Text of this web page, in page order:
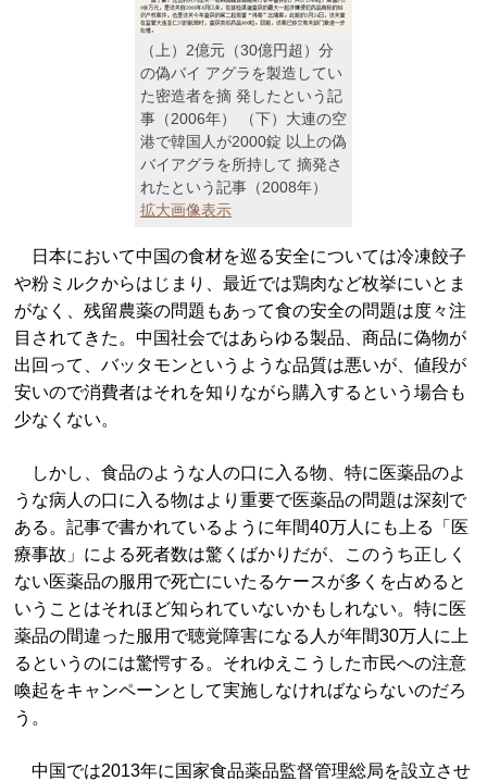
（上）2億元（30億円超）分
の偽バイ アグラを製造してい
た密造者を摘 発したという記
事（2006年） （下）大連の空
港で韓国人が2000錠 以上の偽
バイアグラを所持して 摘発さ
れたという記事（2008年）
拡大画像表示
日本において中国の食材を巡る安全については冷凍餃子
や粉ミルクからはじまり、最近では鶏肉など枚挙にいとま
がなく、残留農薬の問題もあって食の安全の問題は度々注
目されてきた。中国社会ではあらゆる製品、商品に偽物が
出回って、バッタモンというような品質は悪いが、値段が
安いので消費者はそれを知りながら購入するという場合も
少なくない。
しかし、食品のような人の口に入る物、特に医薬品のよ
うな病人の口に入る物はより重要で医薬品の問題は深刻で
ある。記事で書かれているように年間40万人にも上る「医
療事故」による死者数は驚くばかりだが、このうち正しく
ない医薬品の服用で死亡にいたるケースが多くを占めると
いうことはそれほど知られていないかもしれない。特に医
薬品の間違った服用で聴覚障害になる人が年間30万人に上
るというのには驚愕する。それゆえこうした市民への注意
喚起をキャンペーンとして実施しなければならないのだろ
う。
中国では2013年に国家食品薬品監督管理総局を設立させ